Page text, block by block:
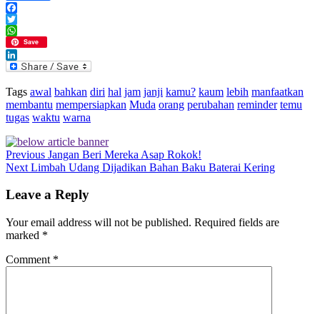
Facebook
Twitter
WhatsApp
Save
LinkedIn
Tags awal bahkan diri hal jam janji kamu? kaum lebih manfaatkan
membantu mempersiapkan Muda orang perubahan reminder temu
tugas waktu warna
Previous Jangan Beri Mereka Asap Rokok!
Next Limbah Udang Dijadikan Bahan Baku Baterai Kering
Leave a Reply
Your email address will not be published. Required fields are
marked *
Comment *